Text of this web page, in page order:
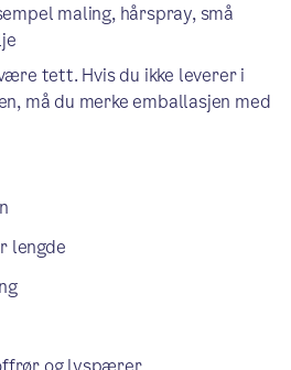
maling, hårspray, små
tett. Hvis du ikke leverer i
må du merke emballasjen med
lengde